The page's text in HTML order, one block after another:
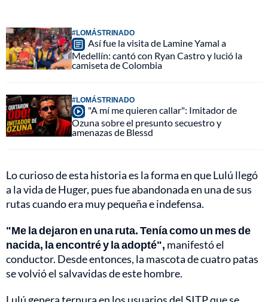
#LOMÁSTRINADO
Así fue la visita de Lamine Yamal a
Medellín: cantó con Ryan Castro y lució la
camiseta de Colombia
#LOMÁSTRINADO
"A mí me quieren callar": Imitador de
Ozuna sobre el presunto secuestro y
amenazas de Blessd
Lo curioso de esta historia es la forma en que Lulú llegó
a la vida de Huger, pues fue abandonada en una de sus
rutas cuando era muy pequeña e indefensa.
"Me la dejaron en una ruta. Tenía como un mes de
nacida, la encontré y la adopté", manifestó el
conductor. Desde entonces, la mascota de cuatro patas
se volvió el salvavidas de este hombre.